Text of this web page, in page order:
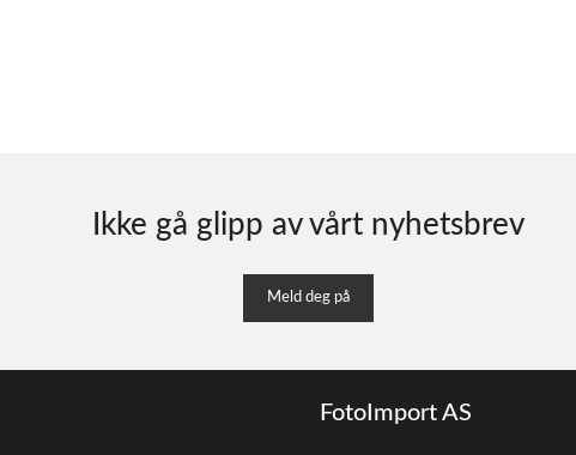
Ikke gå glipp av vårt nyhetsbrev
Meld deg på
FotoImport AS